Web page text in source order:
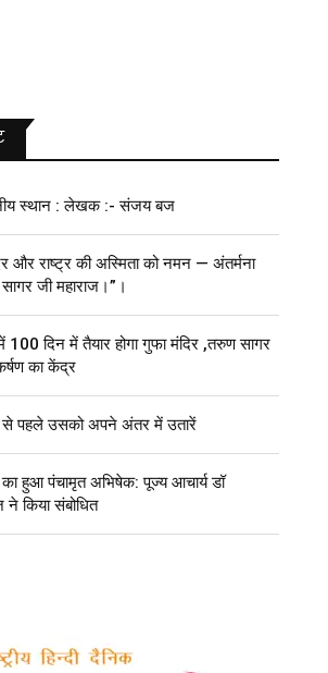
स्थान : लेखक :- संजय बज
और राष्ट्र की अस्मिता को नमन — अंतर्मना
जी महाराज।”।
100 दिन में तैयार होगा गुफा मंदिर ,तरुण सागर
का केंद्र
पहले उसको अपने अंतर में उतारें
का हुआ पंचामृत अभिषेक: पूज्य आचार्य डॉ
ने किया संबोधित